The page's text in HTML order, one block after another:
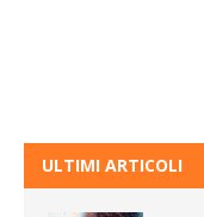
ULTIMI ARTICOLI